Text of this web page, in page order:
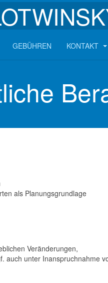
GEBÜHREN KONTAKT
als Planungsgrundlage
Veränderungen,
auch unter Inanspruchnahme